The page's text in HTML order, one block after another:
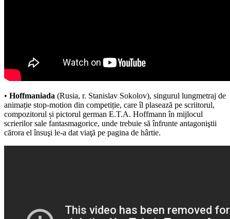
• Hoffmaniada (Rusia, r. Stanislav Sokolov), singurul lungmetraj de
animație stop-motion din competiție, care îl plasează pe scriitorul,
compozitorul și pictorul german E.T.A. Hoffmann în mijlocul
scrierilor sale fantasmagorice, unde trebuie să înfrunte antagoniştii
cărora el însuşi le-a dat viaţă pe pagina de hârtie.